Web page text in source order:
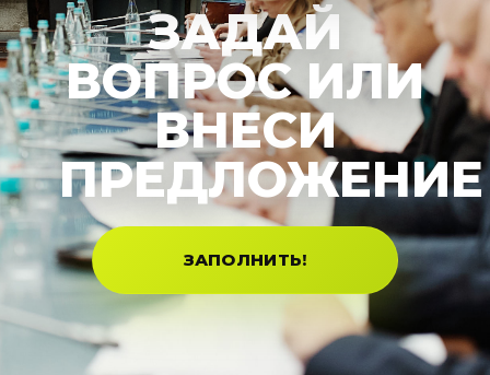
ЗАДАЙ
ВОПРОС ИЛИ
ВНЕСИ
ПРЕДЛОЖЕНИЕ
ЗАПОЛНИТЬ!